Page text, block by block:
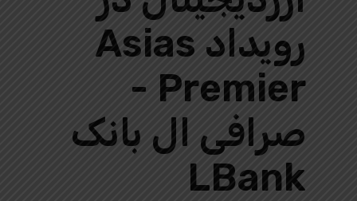
رویداد Asias
Premier -
صرافی ال بانک
LBank